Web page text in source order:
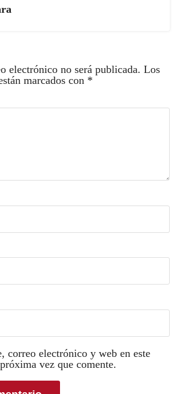
electrónico no será publicada. Los
marcados con *
correo electrónico y web en este
vez que comente.